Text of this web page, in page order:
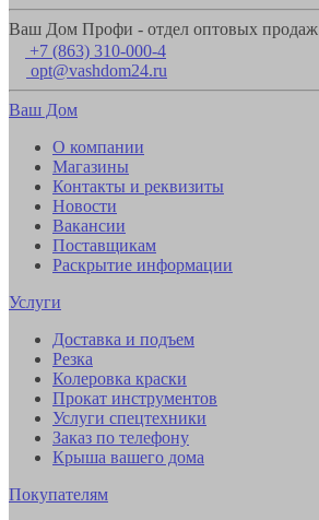
Ваш Дом Профи - отдел оптовых продаж
+7 (863) 310-000-4
opt@vashdom24.ru
Ваш Дом
О компании
Магазины
Контакты и реквизиты
Новости
Вакансии
Поставщикам
Раскрытие информации
Услуги
Доставка и подъем
Резка
Колеровка краски
Прокат инструментов
Услуги спецтехники
Заказ по телефону
Крыша вашего дома
Покупателям